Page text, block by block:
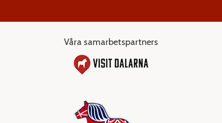
Våra samarbetspartners